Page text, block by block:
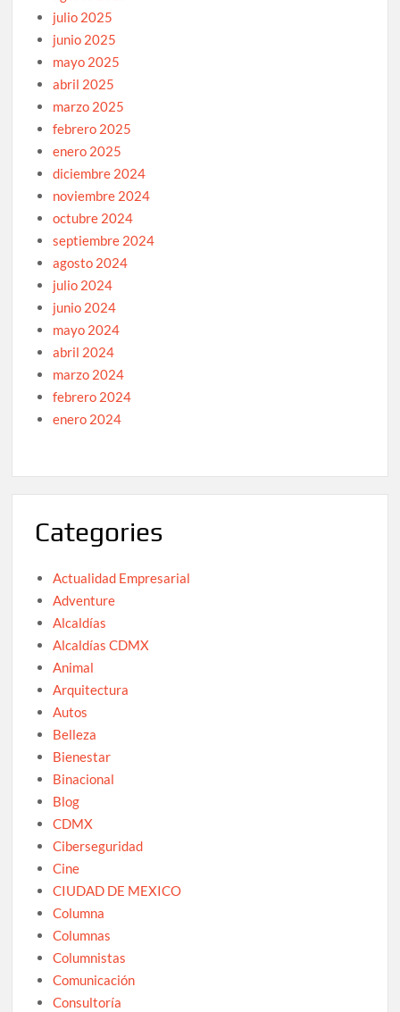
julio 2025
junio 2025
mayo 2025
abril 2025
marzo 2025
febrero 2025
enero 2025
diciembre 2024
noviembre 2024
octubre 2024
septiembre 2024
agosto 2024
julio 2024
junio 2024
mayo 2024
abril 2024
marzo 2024
febrero 2024
enero 2024
Categories
Actualidad Empresarial
Adventure
Alcaldías
Alcaldías CDMX
Animal
Arquitectura
Autos
Belleza
Bienestar
Binacional
Blog
CDMX
Ciberseguridad
Cine
CIUDAD DE MEXICO
Columna
Columnas
Columnistas
Comunicación
Consultoría